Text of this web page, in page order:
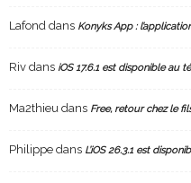
Lafond dans Konyks App :
Riv dans iOS 17.6.1 est disponible au
Ma2thieu dans Free, retour chez le
Philippe dans L’iOS 26.3.1 est